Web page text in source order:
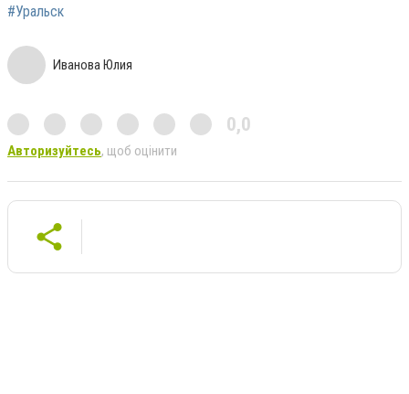
#Уральск
Иванова Юлия
0,0
Авторизуйтесь, щоб оцінити